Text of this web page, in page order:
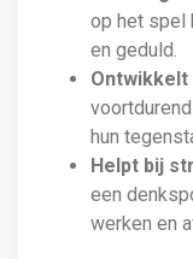
op het spel
en geduld.
hun
Helpt bij
een
werken en